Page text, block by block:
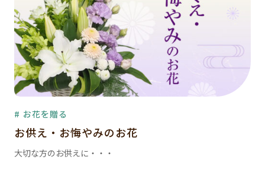
# お花を贈る
お供え・お悔やみのお花
大切な方のお供えに・・・